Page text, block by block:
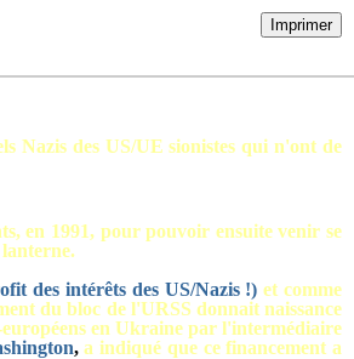
Imprimer
Nazis des US/UE sionistes qui n'ont de
en 1991, pour pouvoir ensuite venir se
des intérêts des US/Nazis !) et comme
du bloc de l'URSS donnait naissance
européens en Ukraine par l'intermédiaire
,a indiqué que ce financement a